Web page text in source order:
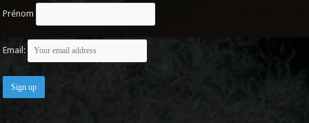
Prénom
Email: